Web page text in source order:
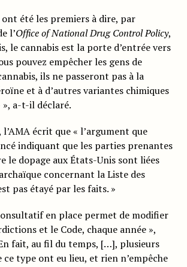
été les premiers à dire, par
l’Office of National Drug Control Policy,
le cannabis est la porte d’entrée vers
pouvez empêcher les gens de
ils ne passeront pas à la
et à d’autres variantes chimiques
», a-t-il déclaré.
écrit que « l’argument que
indiquant que les parties prenantes
le dopage aux États-Unis sont liées
concernant la Liste des
pas étayé par les faits. »
en place permet de modifier
et le Code, chaque année »,
fait, au fil du temps, […], plusieurs
type ont eu lieu, et rien n’empêche